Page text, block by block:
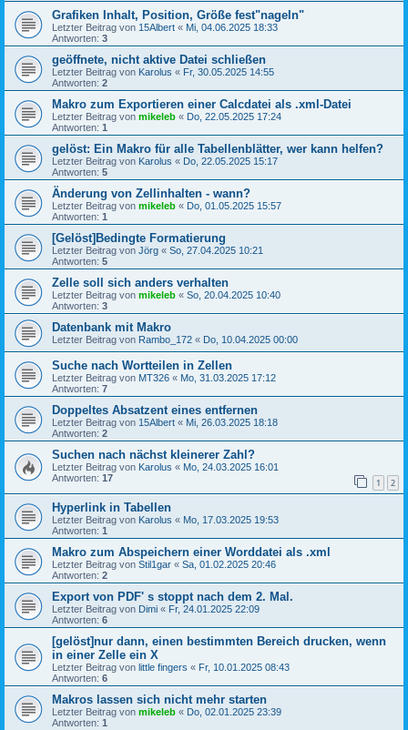
Grafiken Inhalt, Position, Größe fest"nageln"
Letzter Beitrag von 15Albert « Mi, 04.06.2025 18:33
Antworten: 3
geöffnete, nicht aktive Datei schließen
Letzter Beitrag von Karolus « Fr, 30.05.2025 14:55
Antworten: 2
Makro zum Exportieren einer Calcdatei als .xml-Datei
Letzter Beitrag von mikeleb « Do, 22.05.2025 17:24
Antworten: 1
gelöst: Ein Makro für alle Tabellenblätter, wer kann helfen?
Letzter Beitrag von Karolus « Do, 22.05.2025 15:17
Antworten: 5
Änderung von Zellinhalten - wann?
Letzter Beitrag von mikeleb « Do, 01.05.2025 15:57
Antworten: 1
[Gelöst]Bedingte Formatierung
Letzter Beitrag von Jörg « So, 27.04.2025 10:21
Antworten: 5
Zelle soll sich anders verhalten
Letzter Beitrag von mikeleb « So, 20.04.2025 10:40
Antworten: 3
Datenbank mit Makro
Letzter Beitrag von Rambo_172 « Do, 10.04.2025 00:00
Suche nach Wortteilen in Zellen
Letzter Beitrag von MT326 « Mo, 31.03.2025 17:12
Antworten: 7
Doppeltes Absatzent eines entfernen
Letzter Beitrag von 15Albert « Mi, 26.03.2025 18:18
Antworten: 2
Suchen nach nächst kleinerer Zahl?
Letzter Beitrag von Karolus « Mo, 24.03.2025 16:01
Antworten: 17 1 2
Hyperlink in Tabellen
Letzter Beitrag von Karolus « Mo, 17.03.2025 19:53
Antworten: 1
Makro zum Abspeichern einer Worddatei als .xml
Letzter Beitrag von Stil1gar « Sa, 01.02.2025 20:46
Antworten: 2
Export von PDF' s stoppt nach dem 2. Mal.
Letzter Beitrag von Dimi « Fr, 24.01.2025 22:09
Antworten: 6
[gelöst]nur dann, einen bestimmten Bereich drucken, wenn
in einer Zelle ein X
Letzter Beitrag von little fingers « Fr, 10.01.2025 08:43
Antworten: 6
Makros lassen sich nicht mehr starten
Letzter Beitrag von mikeleb « Do, 02.01.2025 23:39
Antworten: 1